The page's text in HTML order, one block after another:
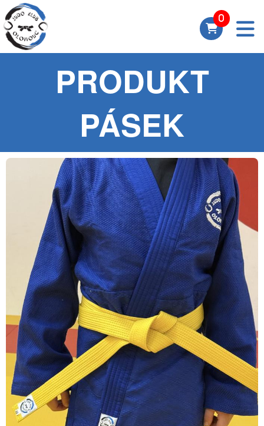
PRODUKT
PÁSEK